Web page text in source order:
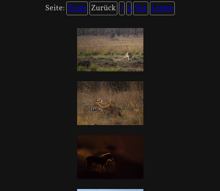
Seite: Erste Zurück 1 2 Vor Letzte